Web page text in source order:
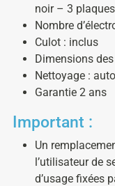
noir – 3
Nombre
Culot : inclus
Dimensions
Nettoyage :
Garantie 2 ans
Important :
Un
l’utilisateur de
d’usage fixées